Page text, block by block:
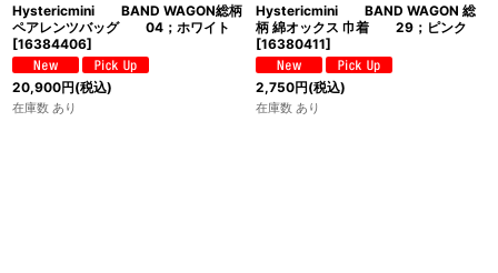
Hystericmini BAND WAGON総柄
ペアレンツバッグ 04；ホワイト
[16384406]
20,900円(税込)
在庫数 あり
Hystericmini BAND WAGON 総
柄 綿オックス 巾着 29；ピンク
[16380411]
2,750円(税込)
在庫数 あり